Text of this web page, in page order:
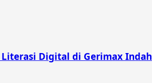
Digital di Gerimax Indah